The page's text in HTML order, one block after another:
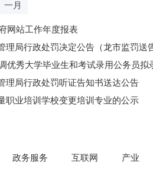
一月
网站工作年度报表
理局行政处罚决定公告（龙市监罚送
优秀大学毕业生和考试录用公务员拟
理局行政处罚听证告知书送达公告
2026〕71号）
职业培训学校变更培训专业的公示
政务服务 互联网 产业